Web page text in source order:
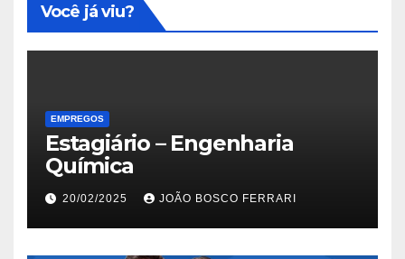
Você já viu?
EMPREGOS
Estagiário – Engenharia
Química
20/02/2025 JOÃO BOSCO FERRARI